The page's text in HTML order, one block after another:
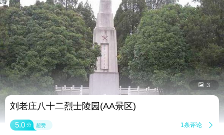
 3
刘老庄八十二烈士陵园(AA景区)
5.0 分 超赞 1条评论 
